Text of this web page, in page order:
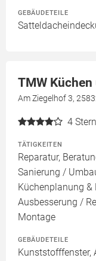
GEBÄUDETEILE
TMW
Am Ziegelhof 3,
4
TÄTIGKEITEN
Reparatur,
Sanierung /
Küchenplanung &
Ausbesserung /
Montage
GEBÄUDETEILE
Kunststofffenster,